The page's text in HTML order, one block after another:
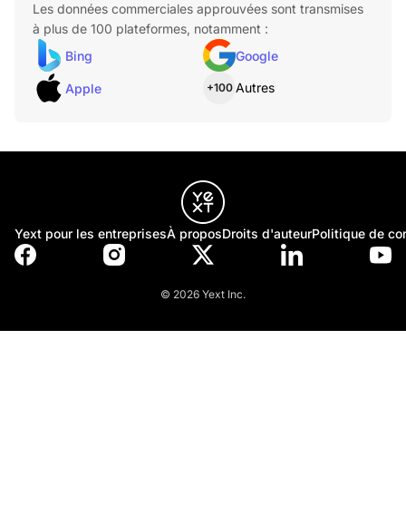
Les données commerciales approuvées sont transmises
à plus de 100 plateformes, notamment :
Bing
Google
Apple +100 Autres
Yext pour les entreprisesÀ proposDroits d'auteurPolitique de
© 2026 Yext Inc.